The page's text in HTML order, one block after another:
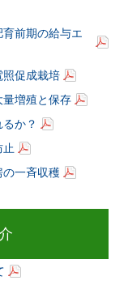
前期の給与エ
照促成栽培
量増殖と保存
か？
一斉収穫